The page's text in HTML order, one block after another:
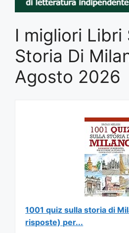
I migliori Libri
Storia Di
Agosto 2026
1001 quiz sulla storia di
risposte) per...